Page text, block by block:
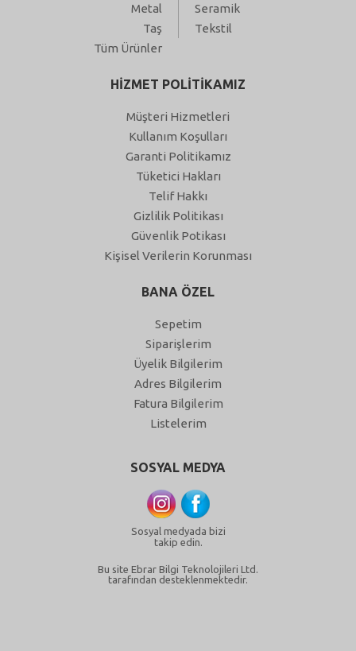
Metal
Seramik
Taş
Tekstil
Tüm Ürünler
HİZMET POLİTİKAMIZ
Müşteri Hizmetleri
Kullanım Koşulları
Garanti Politikamız
Tüketici Hakları
Telif Hakkı
Gizlilik Politikası
Güvenlik Potikası
Kişisel Verilerin Korunması
BANA ÖZEL
Sepetim
Siparişlerim
Üyelik Bilgilerim
Adres Bilgilerim
Fatura Bilgilerim
Listelerim
SOSYAL MEDYA
Sosyal medyada bizi
takip edin.
Bu site Ebrar Bilgi Teknolojileri Ltd.
tarafından desteklenmektedir.